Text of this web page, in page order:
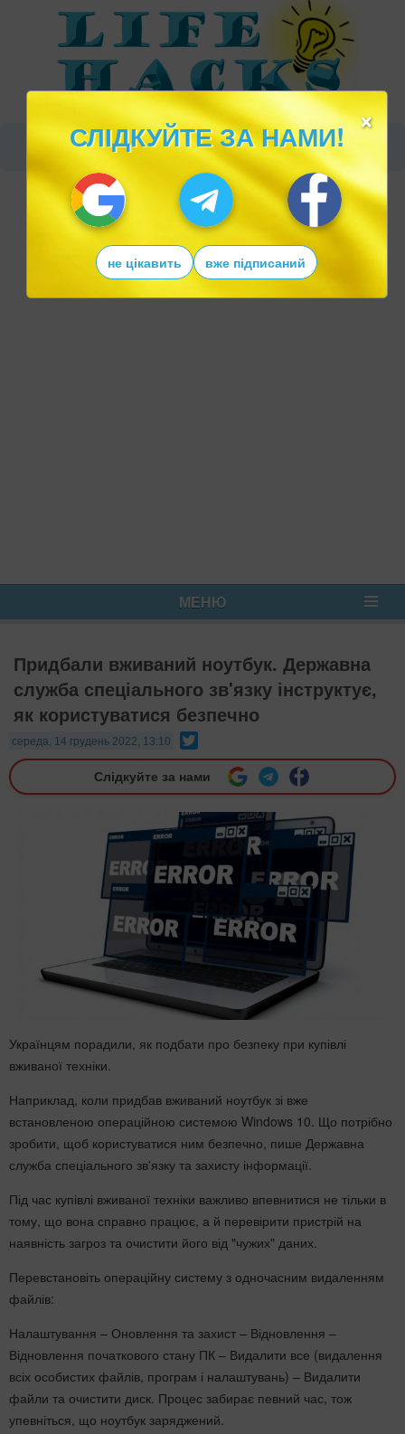
МЕНЮ
Придбали вживаний ноутбук. Державна
служба спеціального зв'язку інструктує,
як користуватися безпечно
середа, 14 грудень 2022, 13:10
Слідкуйте за нами
Українцям порадили, як подбати про безпеку при купівлі
вживаної техніки.
Наприклад, коли придбав вживаний ноутбук зі вже
встановленою операційною системою Windows 10. Що потрібно
зробити, щоб користуватися ним безпечно, пише Державна
служба спеціального зв'язку та захисту інформації.
Під час купівлі вживаної техніки важливо впевнитися не тільки в
тому, що вона справно працює, а й перевірити пристрій на
наявність загроз та очистити його від "чужих" даних.
Перевстановіть операційну систему з одночасним видаленням
файлів:
Налаштування – Оновлення та захист – Відновлення –
Відновлення початкового стану ПК – Видалити все (видалення
всіх особистих файлів, програм і налаштувань) – Видалити
файли та очистити диск. Процес забирає певний час, тож
упевніться, що ноутбук заряджений.
×
СЛІДКУЙТЕ ЗА НАМИ!
не цікавить вже підписаний